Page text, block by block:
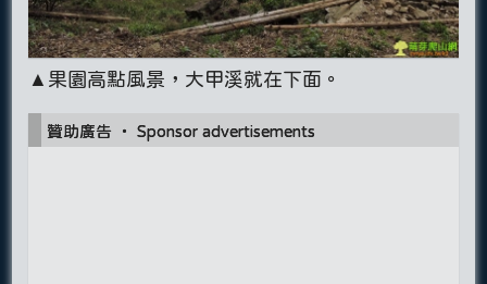
▲果園高點風景，大甲溪就在下面。
贊助廣告 ‧ Sponsor advertisements